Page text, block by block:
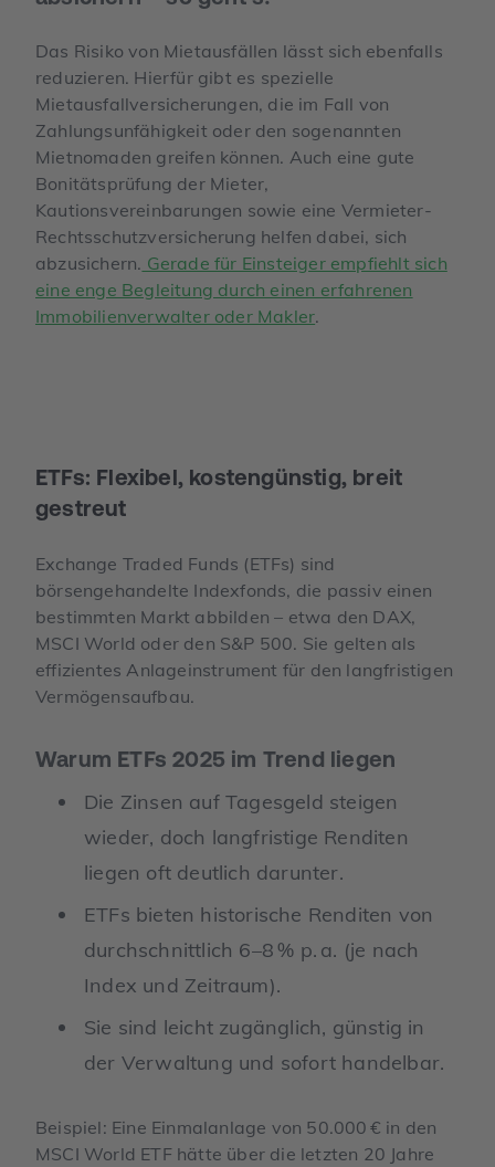
Das Risiko von Mietausfällen lässt sich ebenfalls
reduzieren. Hierfür gibt es spezielle
Mietausfallversicherungen, die im Fall von
Zahlungsunfähigkeit oder den sogenannten
Mietnomaden greifen können. Auch eine gute
Bonitätsprüfung der Mieter,
Kautionsvereinbarungen sowie eine Vermieter-
Rechtsschutzversicherung helfen dabei, sich
abzusichern. Gerade für Einsteiger empfiehlt sich
eine enge Begleitung durch einen erfahrenen
Immobilienverwalter oder Makler.
ETFs: Flexibel, kostengünstig, breit
gestreut
Exchange Traded Funds (ETFs) sind
börsengehandelte Indexfonds, die passiv einen
bestimmten Markt abbilden – etwa den DAX,
MSCI World oder den S&P 500. Sie gelten als
effizientes Anlageinstrument für den langfristigen
Vermögensaufbau.
Warum ETFs 2025 im Trend liegen
Die Zinsen auf Tagesgeld steigen
wieder, doch langfristige Renditen
liegen oft deutlich darunter.
ETFs bieten historische Renditen von
durchschnittlich 6–8 % p. a. (je nach
Index und Zeitraum).
Sie sind leicht zugänglich, günstig in
der Verwaltung und sofort handelbar.
Beispiel: Eine Einmalanlage von 50.000 € in den
MSCI World ETF hätte über die letzten 20 Jahre